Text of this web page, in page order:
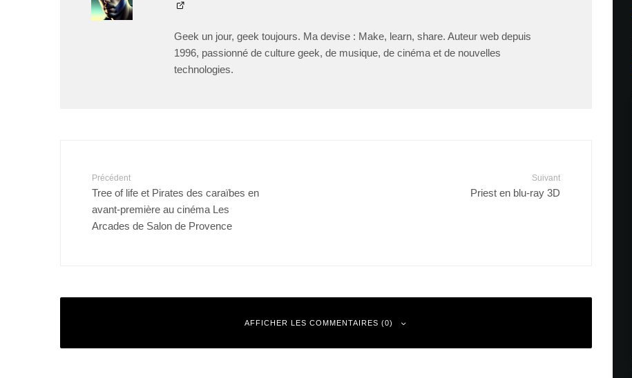
Geek un jour, geek toujours. Ma devise : Make, learn, share. Auteur web depuis
1996, passionné de culture geek, de musique, de cinéma et de nouvelles
technologies.
Précédent
Tree of life et Pirates des caraïbes en
avant-première au cinéma Les
Arcades de Salon de Provence
Suivant
Priest en blu-ray 3D
AFFICHER LES COMMENTAIRES (0)